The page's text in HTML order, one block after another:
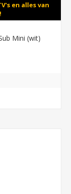
en alles van
Mini (wit)